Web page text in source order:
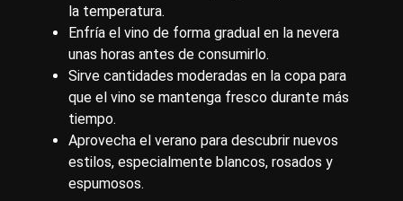
la temperatura.
Enfría el vino de forma gradual en la nevera
unas horas antes de consumirlo.
Sirve cantidades moderadas en la copa para
que el vino se mantenga fresco durante más
tiempo.
Aprovecha el verano para descubrir nuevos
estilos, especialmente blancos, rosados y
espumosos.